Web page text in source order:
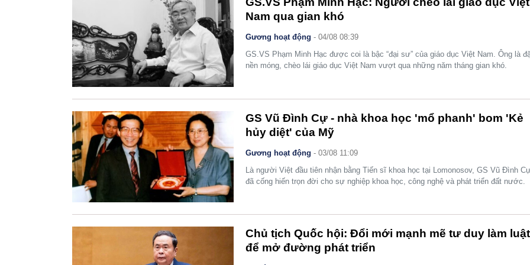
Nam qua gian khó
Gương hoạt động - 04/08 08:39
GS.VS Phạm Minh Hạc được coi là bậc “đại sư” của giáo dục Việt Nam. Ông là
nền móng, chèo lái giáo dục Việt Nam vượt qua những năm tháng gian khó.
GS Vũ Đình Cự - nhà khoa học 'mổ phanh' bom 'Kẻ
hủy diệt' của Mỹ
Gương hoạt động - 03/08 11:09
Là người Việt đầu tiên nhận bằng Tiến sĩ khoa học tại Lomonosov, GS Vũ Đình
đã cống hiến trọn đời cho sự nghiệp khoa học, công nghệ và phát triển đất nước.
Chủ tịch Quốc hội: Đổi mới mạnh mẽ tư duy làm luật
để mở đường phát triển